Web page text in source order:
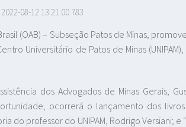
2022-08-12 13:21:00.783
(OAB) – Subseção Patos de Minas,
Universitário de Patos de Minas
dos Advogados de Minas Gerais,
ocorrerá o lançamento dos
do professor do UNIPAM, Rodrigo Versiani; e